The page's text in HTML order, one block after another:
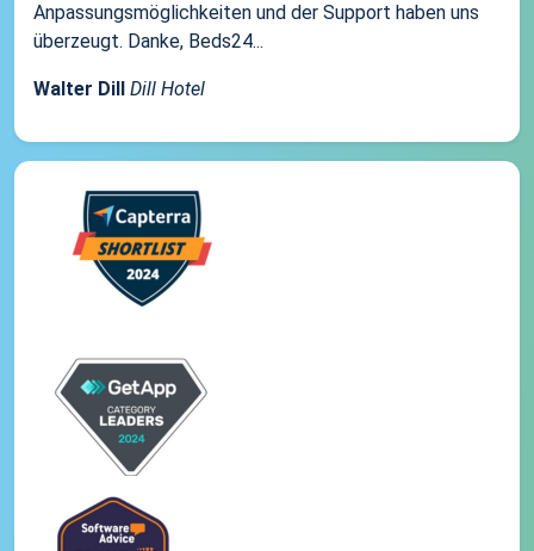
Anpassungsmöglichkeiten und der Support haben uns
überzeugt. Danke, Beds24...
Walter Dill Dill Hotel